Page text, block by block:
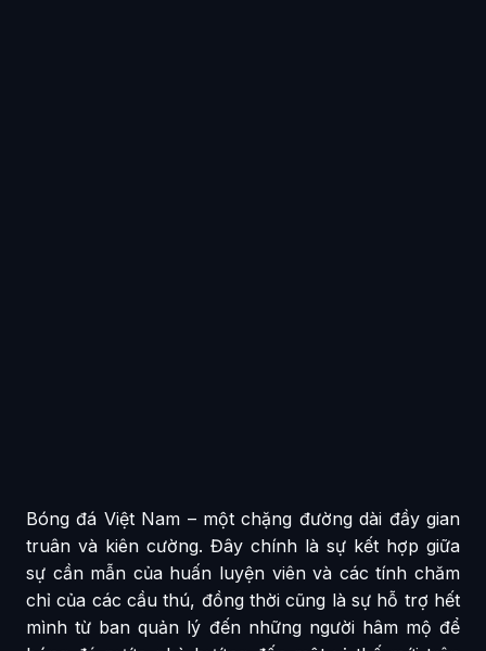
Bóng đá Việt Nam – một chặng đường dài đầy gian
truân và kiên cường. Đây chính là sự kết hợp giữa
sự cần mẫn của huấn luyện viên và các tính chăm
chỉ của các cầu thú, đồng thời cũng là sự hỗ trợ hết
mình từ ban quản lý đến những người hâm mộ để